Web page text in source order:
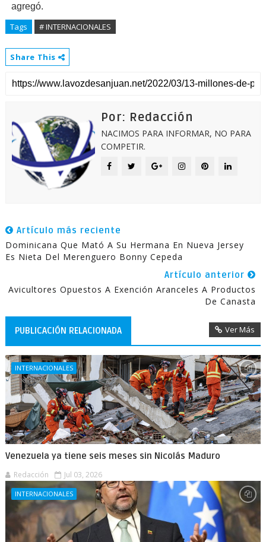
agregó.
Tags # INTERNACIONALES
Share This
Por: Redacción
NACIMOS PARA INFORMAR, NO PARA
COMPETIR.
Artículo más reciente
Dominicana Que Mató A Su Hermana En Nueva Jersey
Es Nieta Del Merenguero Bonny Cepeda
Artículo anterior
Avicultores Opuestos A Exención Aranceles A Productos
De Canasta
PUBLICACIÓN RELACIONADA Ver Más
INTERNACIONALES
Venezuela ya tiene seis meses sin Nicolás Maduro
Redacción Jul 03, 2026
INTERNACIONALES